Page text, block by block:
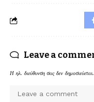
Leave a
Η ηλ. διεύθυνση σας δεν δημοσιεύεται.